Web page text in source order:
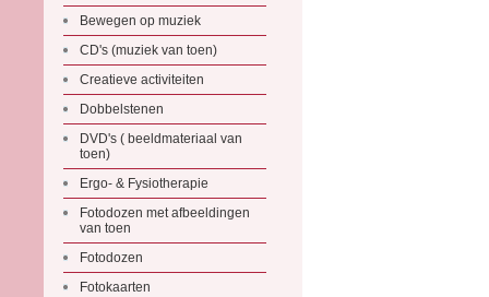
Bewegen op muziek
CD's (muziek van toen)
Creatieve activiteiten
Dobbelstenen
DVD's ( beeldmateriaal van
toen)
Ergo- & Fysiotherapie
Fotodozen met afbeeldingen
van toen
Fotodozen
Fotokaarten